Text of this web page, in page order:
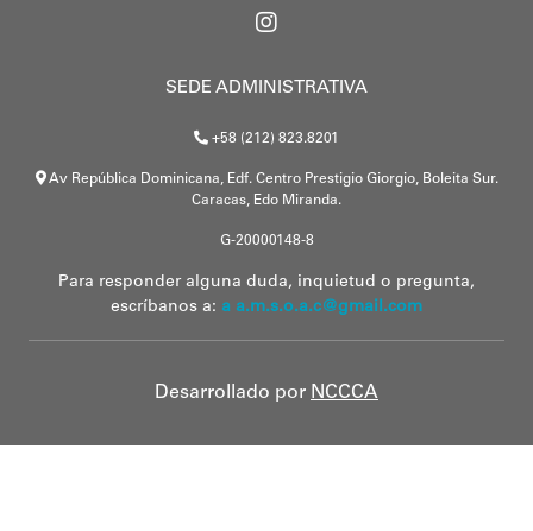
SEDE ADMINISTRATIVA
+58 (212) 823.8201
Av República Dominicana, Edf. Centro Prestigio Giorgio, Boleita Sur.
Caracas, Edo Miranda.
G-20000148-8
Para responder alguna duda, inquietud o pregunta,
escríbanos a: a a.m.s.o.a.c@gmail.com
Desarrollado por NCCCA